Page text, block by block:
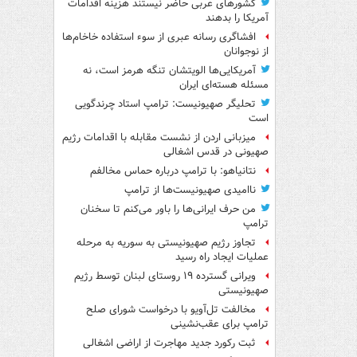
کشورهای عربی حاضر نیستند هزینه اقدامات
آمریکا را بدهند
افشاگری رسانه عبری از سوء استفاده خاخام‌ها
از نوجوانان
آمریکایی‌ها الویتشان تنگه هرمز است، نه
مسئله هسته‌ای ایران
تحلیگر صهیونیست: ترامپ استاد چرندگویی
است
میزبانی اردن از نشست مقابله با اقدامات رژیم
صهیونی در قدس اشغالی
نتانیاهو: با ترامپ درباره حماس مخالفم
ناامیدی صهیونیست‌ها از ترامپ
من حرف ایرانی‌ها را باور می‌کنم تا سخنان
ترامپ
تجاوز رژیم صهیونیستی به سوریه به مرحله
عملیات ایجاد راه رسید
ویرانی گسترده ۱۹ روستای لبنان توسط رژیم
صهیونیستی
مخالفت تل‌آویو با درخواست شورای صلح
ترامپ برای عقب‌نشینی
ثبت رکورد جدید مهاجرت از اراضی اشغالی